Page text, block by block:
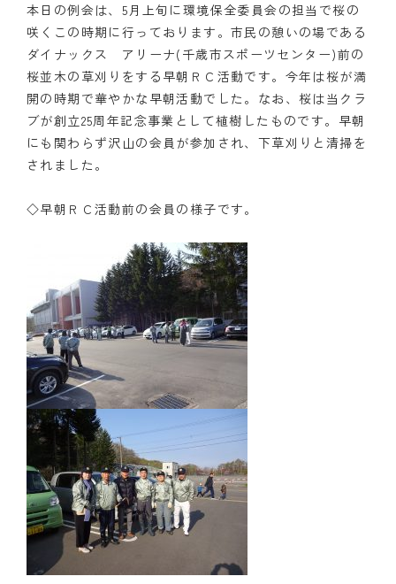
案内
例会場・事務局の案内
リンク集
情報公開
本日の例会は、5月上旬に環境保全委員会の担当で桜の
咲くこの時期に行っております。市民の憩いの場である
ダイナックス アリーナ(千歳市スポーツセンター)前の
桜並木の草刈りをする早朝ＲＣ活動です。今年は桜が満
開の時期で華やかな早朝活動でした。なお、桜は当クラ
ブが創立25周年記念事業として植樹したものです。早朝
にも関わらず沢山の会員が参加され、下草刈りと清掃を
されました。
◇早朝ＲＣ活動前の会員の様子です。